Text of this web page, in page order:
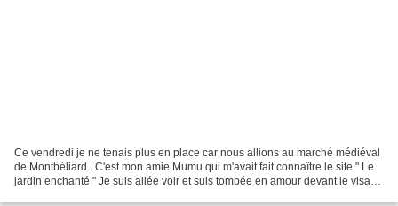
Ce vendredi je ne tenais plus en place car nous allions au marché médiéval
de Montbéliard . C'est mon amie Mumu qui m'avait fait connaître le site " Le
jardin enchanté " Je suis allée voir et suis tombée en amour devant le visage